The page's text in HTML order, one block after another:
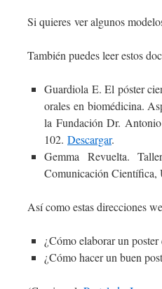
Si quieres ver algunos
También puedes leer estos
Guardiola E. El póster
orales en biomédicina.
la Fundación Dr.
102. Descargar.
Gemma Revuelta.
Comunicación Científica,
Así como estas direcciones
¿Cómo elaborar un
¿Cómo hacer un buen